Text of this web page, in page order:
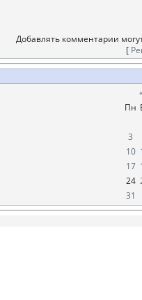
Добавлять комментарии
[
Пн
3
10
17
24
31